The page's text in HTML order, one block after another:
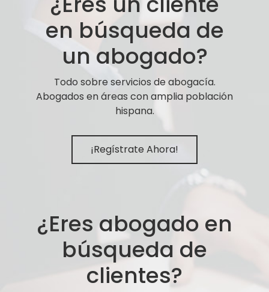
en búsqueda de
un abogado?
Todo sobre servicios de abogacía.
Abogados en áreas con amplia población
hispana.
¡Regístrate Ahora!
¿Eres abogado en
búsqueda de
clientes?